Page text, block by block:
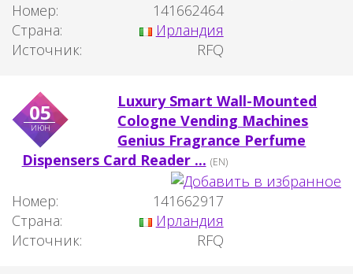
Номер:
141662464
Страна:
Ирландия
Источник:
RFQ
05
июн
Luxury Smart Wall-Mounted
Cologne Vending Machines
Genius Fragrance Perfume
Dispensers Card Reader ... (EN)
Номер:
141662917
Страна:
Ирландия
Источник:
RFQ